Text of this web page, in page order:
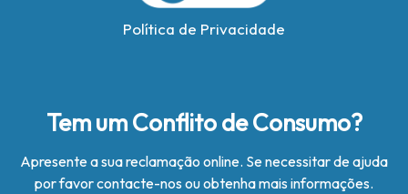
Política de Privacidade
Tem um Conflito de Consumo?
Apresente a sua reclamação online. Se necessitar de ajuda
por favor contacte-nos ou obtenha mais informações.